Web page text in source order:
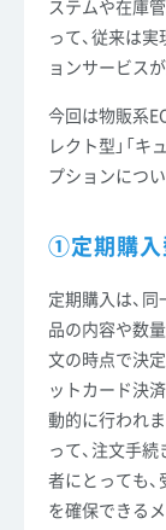
ステムや在庫
って、従来は
ョンサービス
今回は物販系
レクト型」「キ
プションにつ
①定期購入
定期購入は、
品の内容や数
文の時点で決
ットカード決
動的に行われ
って、注文手
者にとっても
を確保できる